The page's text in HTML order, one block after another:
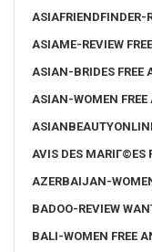
ASIAFRIENDFINDER-
ASIAME-REVIEW
ASIAN-BRIDES FREE
ASIAN-WOMEN
AVIS DES MARIГ©ES
AZERBAIJAN-
BADOO-REVIEW
BALI-WOMEN FREE